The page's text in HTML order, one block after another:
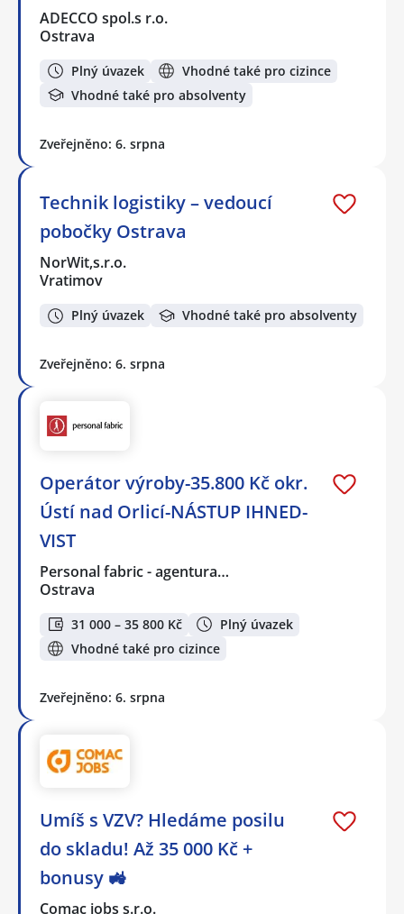
ADECCO spol.s r.o.
Ostrava
Plný úvazek
Vhodné také pro cizince
Vhodné také pro absolventy
Zveřejněno: 6. srpna
Technik logistiky – vedoucí
pobočky Ostrava
NorWit,s.r.o.
Vratimov
Plný úvazek Vhodné také pro absolventy
Zveřejněno: 6. srpna
Operátor výroby-35.800 Kč okr.
Ústí nad Orlicí-NÁSTUP IHNED-
VIST
Personal fabric - agentura…
Ostrava
31 000 – 35 800 Kč
Plný úvazek
Vhodné také pro cizince
Zveřejněno: 6. srpna
Umíš s VZV? Hledáme posilu
do skladu! Až 35 000 Kč +
bonusy 🚜
Comac jobs s.r.o.